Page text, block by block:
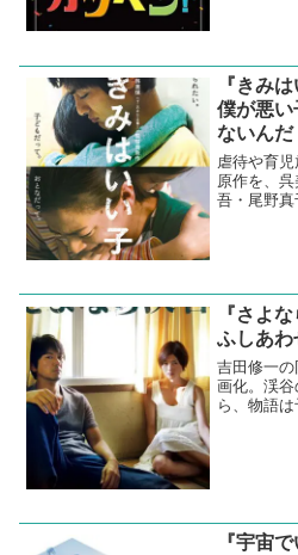
『きみ
僕が悪
ないんだ
虐待や育
原作を、
吾・尾野
『さよ
ふしあわ
吉田修一
画化。渓
ら、物語
『宇宙